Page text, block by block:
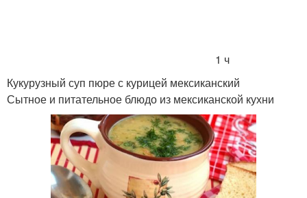
1 ч
Кукурузный суп пюре с курицей мексиканский
Сытное и питательное блюдо из мексиканской кухни